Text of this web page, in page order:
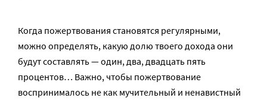
Когда пожертвования становятся регулярными,
можно определять, какую долю твоего дохода они
будут составлять — один, два, двадцать пять
процентов… Важно, чтобы пожертвование
воспринималось не как мучительный и ненавистный